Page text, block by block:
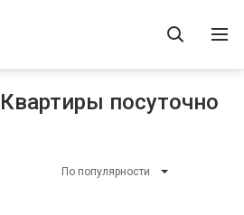
посуточно
По популярности